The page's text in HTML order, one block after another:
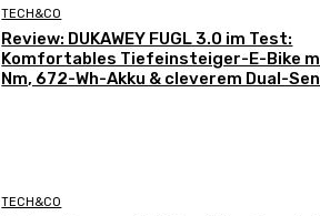
TECH&CO
Review: DUKAWEY FUGL 3.0 im Test:
Komfortables Tiefeinsteiger-E-Bike
Nm, 672-Wh-Akku & cleverem Dual-
TECH&CO